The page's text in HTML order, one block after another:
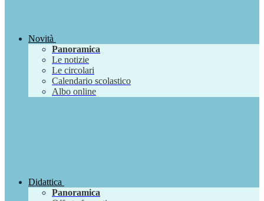
Novità
Panoramica
Le notizie
Le circolari
Calendario scolastico
Albo online
Didattica
Panoramica